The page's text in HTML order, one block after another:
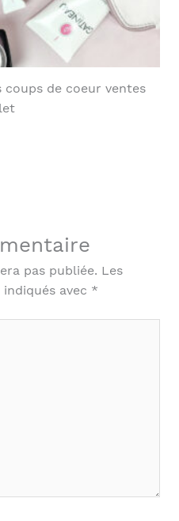
coups de coeur ventes
pas publiée. Les
avec *